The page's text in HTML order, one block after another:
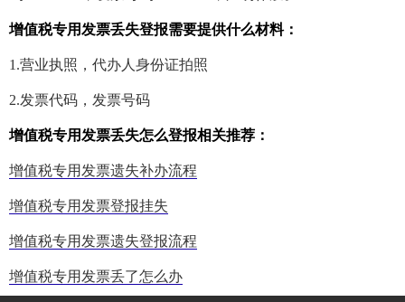
增值税专用发票丢失登报需要提供什么材料：
1.营业执照，代办人身份证拍照
2.发票代码，发票号码
增值税专用发票丢失怎么登报相关推荐：
增值税专用发票遗失补办流程
增值税专用发票登报挂失
增值税专用发票遗失登报流程
增值税专用发票丢了怎么办